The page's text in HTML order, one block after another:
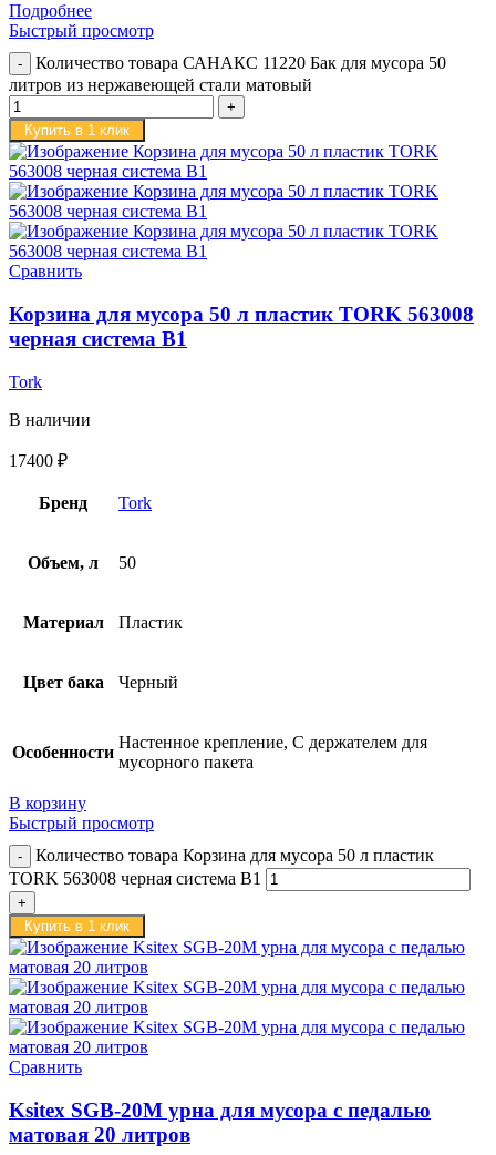
Подробнее
Быстрый просмотр
Количество товара САНАКС 11220 Бак для мусора 50
литров из нержавеющей стали матовый
Купить в 1 клик
Сравнить
Корзина для мусора 50 л пластик TORK 563008
черная система B1
Tork
В наличии
17400 ₽
Бренд Tork
Объем, л 50
Материал Пластик
Цвет бака Черный
Особенности
Настенное крепление, С держателем для
мусорного пакета
В корзину
Быстрый просмотр
Количество товара Корзина для мусора 50 л пластик
TORK 563008 черная система B1
Купить в 1 клик
Сравнить
Ksitex SGB-20M урна для мусора с педалью
матовая 20 литров